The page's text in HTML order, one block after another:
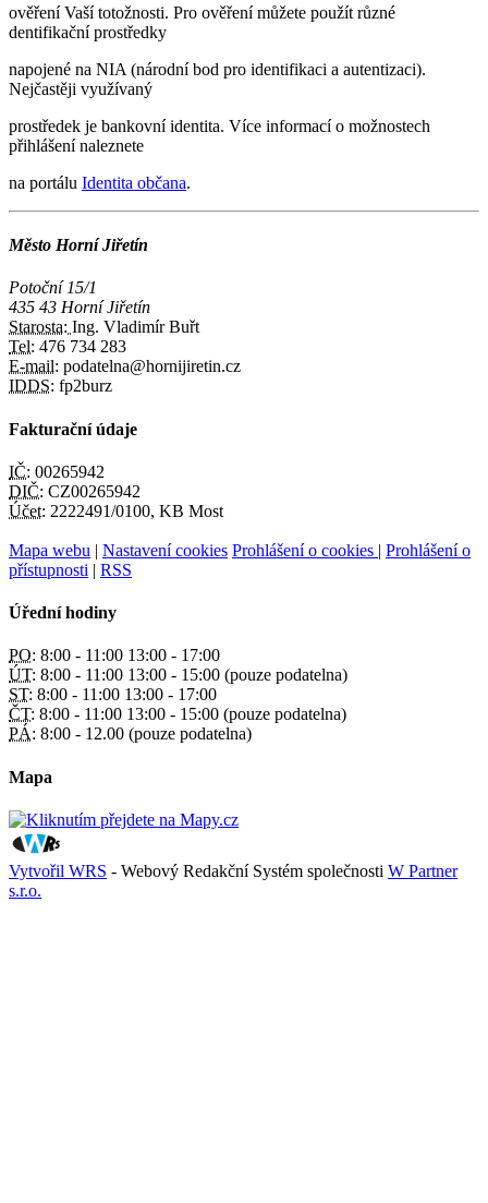
ověření Vaší totožnosti. Pro ověření můžete použít různé
dentifikační prostředky
napojené na NIA (národní bod pro identifikaci a autentizaci).
Nejčastěji využívaný
prostředek je bankovní identita. Více informací o možnostech
přihlášení naleznete
na portálu Identita občana.
Město Horní Jiřetín
Potoční 15/1
435 43 Horní Jiřetín
Starosta: Ing. Vladimír Buřt
Tel: 476 734 283
E-mail: podatelna@hornijiretin.cz
IDDS: fp2burz
Fakturační údaje
IČ: 00265942
DIČ: CZ00265942
Účet: 2222491/0100, KB Most
Mapa webu | Nastavení cookies Prohlášení o cookies | Prohlášení o
přístupnosti | RSS
Úřední hodiny
PO: 8:00 - 11:00 13:00 - 17:00
ÚT: 8:00 - 11:00 13:00 - 15:00 (pouze podatelna)
ST: 8:00 - 11:00 13:00 - 17:00
ČT: 8:00 - 11:00 13:00 - 15:00 (pouze podatelna)
PÁ: 8:00 - 12.00 (pouze podatelna)
Mapa
Vytvořil WRS - Webový Redakční Systém společnosti W Partner
s.r.o.